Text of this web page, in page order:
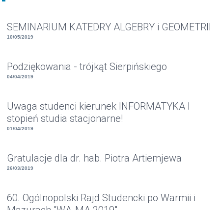
SEMINARIUM KATEDRY ALGEBRY i GEOMETRII
10/05/2019
Podziękowania - trójkąt Sierpińskiego
04/04/2019
Uwaga studenci kierunek INFORMATYKA I
stopień studia stacjonarne!
01/04/2019
Gratulacje dla dr. hab. Piotra Artiemjewa
26/03/2019
60. Ogólnopolski Rajd Studencki po Warmii i